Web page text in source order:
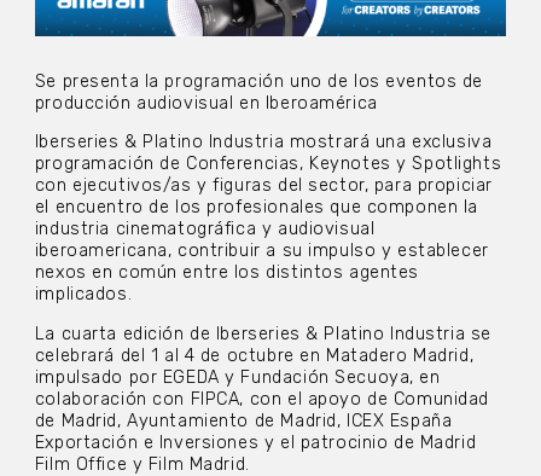
Se presenta la programación uno de los eventos de
producción audiovisual en Iberoamérica
Iberseries & Platino Industria mostrará una exclusiva
programación de Conferencias, Keynotes y Spotlights
con ejecutivos/as y figuras del sector, para propiciar
el encuentro de los profesionales que componen la
industria cinematográfica y audiovisual
iberoamericana, contribuir a su impulso y establecer
nexos en común entre los distintos agentes
implicados.
La cuarta edición de Iberseries & Platino Industria se
celebrará del 1 al 4 de octubre en Matadero Madrid,
impulsado por EGEDA y Fundación Secuoya, en
colaboración con FIPCA, con el apoyo de Comunidad
de Madrid, Ayuntamiento de Madrid, ICEX España
Exportación e Inversiones y el patrocinio de Madrid
Film Office y Film Madrid.